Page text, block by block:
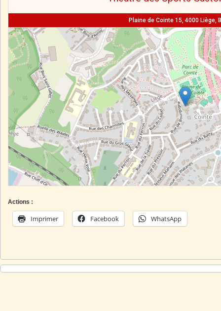
Plaine de Cointe 15, 4000 Liège,
Actions :
Imprimer Facebook WhatsApp